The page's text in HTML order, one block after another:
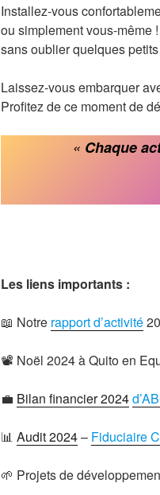
Installez-vous
ou simplement vous-même
sans oublier quelques
Laissez-vous embarquer
Profitez de ce moment de
« Chaque
Les liens importants :
📖 Notre rapport d’activité
📽️ Noël 2024 à Quito en
💼 Bilan financier 2024
📊 Audit 2024– Fiduciaire
🌱 Projets de